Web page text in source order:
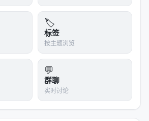
配检索、排序、生成与工具调用的
心问题。若将经典搜索栈比作漏
，精排负责判别，生成负责呈现；
变量是
推理预算与
、调用何种工具）。
从 BM25 到 BERT 交叉编码器、双
🏷️
标签
按主题浏览
💬
群聊
实时讨论